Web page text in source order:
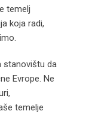
temelj
koja radi,
stanovištu da
Evrope. Ne
temelje